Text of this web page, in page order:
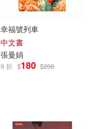
幸福號列車
中文書
張曼娟
9 折 $180 $200